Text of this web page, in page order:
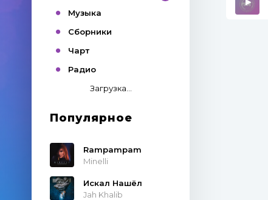
Музыка
Сборники
Чарт
Радио
Загрузка...
Популярное
Rampampam
Minelli
Искал Нашёл
Jah Khalib